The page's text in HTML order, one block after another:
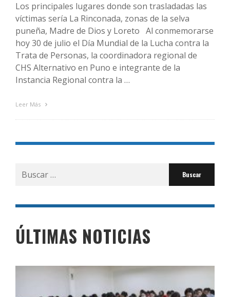
Los principales lugares donde son trasladadas las
víctimas sería La Rinconada, zonas de la selva
puneña, Madre de Dios y Loreto Al conmemorarse
hoy 30 de julio el Día Mundial de la Lucha contra la
Trata de Personas, la coordinadora regional de
CHS Alternativo en Puno e integrante de la
Instancia Regional contra la …
Leer Más
Buscar
por:
ÚLTIMAS NOTICIAS